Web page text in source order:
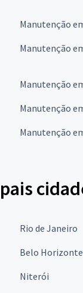
Manutenção
Manutenção
Manutenção
Manutenção
Manutenção
Rio de Janeiro
Belo Horizonte
Niterói